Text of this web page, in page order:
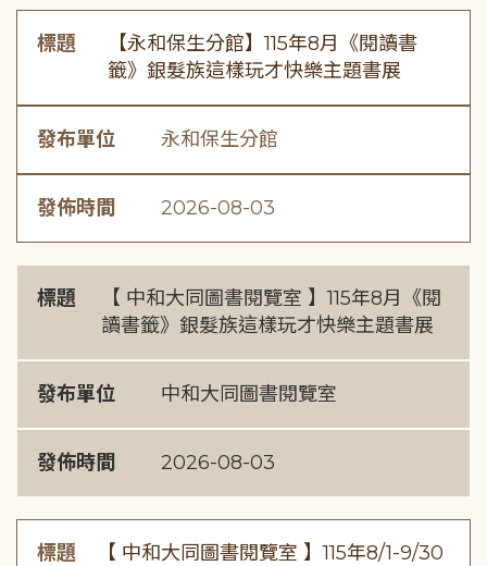
標題
【永和保生分館】115年8月《閱讀書
籤》銀髮族這樣玩才快樂主題書展
發布單位 永和保生分館
發佈時間 2026-08-03
標題
【 中和大同圖書閱覽室 】115年8月《閱
讀書籤》銀髮族這樣玩才快樂主題書展
發布單位 中和大同圖書閱覽室
發佈時間 2026-08-03
標題
【 中和大同圖書閱覽室 】115年8/1-9/30